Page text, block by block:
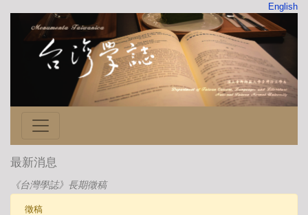
English
最新消息
《台灣學誌》長期徵稿
徵稿